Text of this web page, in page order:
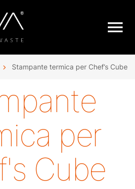
Stampante termica per Chef’s Cube
per
Cube